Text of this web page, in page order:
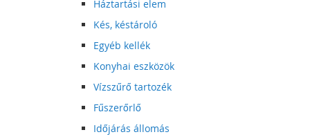
Háztartási elem
Kés, késtároló
Egyéb kellék
Konyhai eszközök
Vízszűrő tartozék
Fűszerőrlő
Időjárás állomás